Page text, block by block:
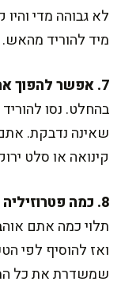
לא גבוהה מדי
מיד להוריד מהאש.
7. אפשר להפוך את המתכון ליותר בריא?
בהחלט. נסו
שאינה נדבקת.
קינואה או סלט
8. כמה פטרוזיליה לשים?
תלוי כמה אתם
ואז להוסיף לפי
שמשדרת את כל